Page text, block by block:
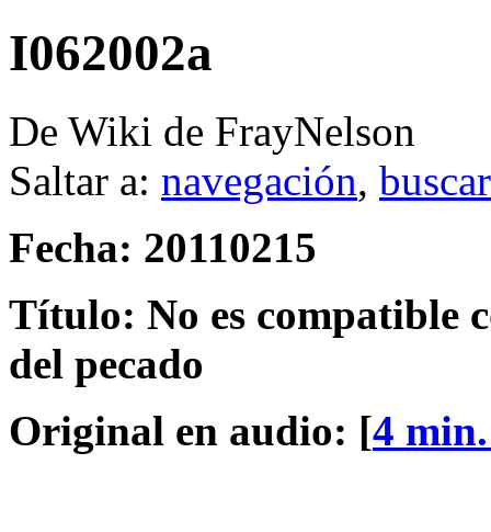
I062002a
De Wiki de FrayNelson
Saltar a: navegación, buscar
Fecha: 20110215
Título: No es compatible
del pecado
Original en audio: [4